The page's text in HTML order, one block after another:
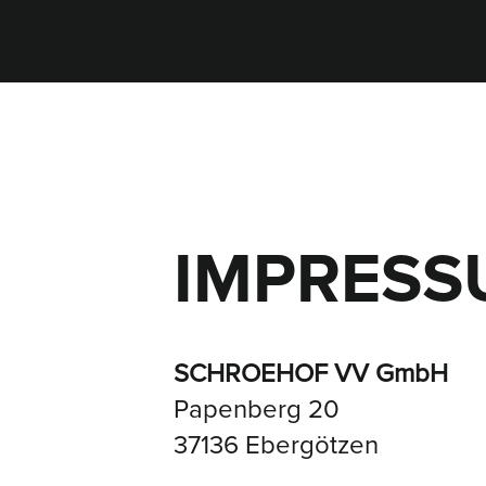
SCHROEHOF VV GmbH
Papenberg 20
37136 Ebergötzen